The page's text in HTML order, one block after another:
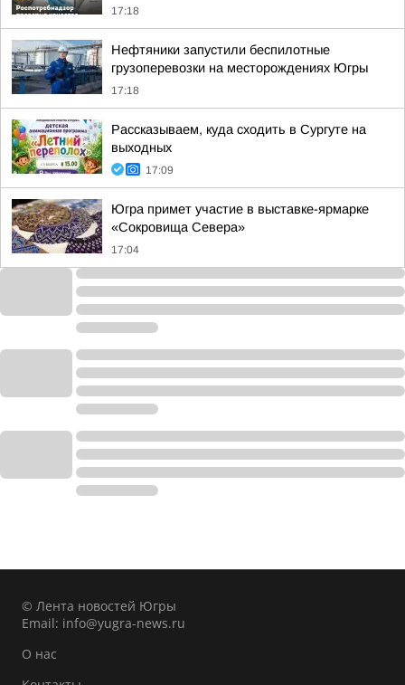
17:18
Нефтяники запустили беспилотные
грузоперевозки на месторождениях Югры
17:18
Рассказываем, куда сходить в Сургуте на
выходных
17:09
Югра примет участие в выставке-ярмарке
«Сокровища Севера»
17:04
© Лента новостей Югры
Email: info@yugra-news.ru
О нас